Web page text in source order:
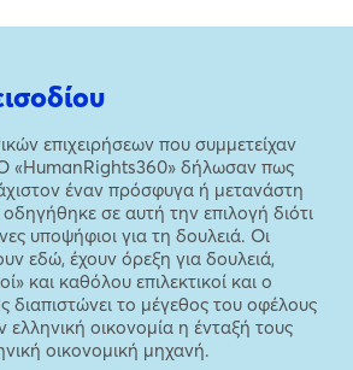
επιχειρήσεων που συμμετείχαν
«HumanRights360» δήλωσαν πως
έναν πρόσφυγα ή μετανάστη
σε αυτή την επιλογή διότι
υποψήφιοι για τη δουλειά. Οι
εδώ, έχουν όρεξη για δουλειά,
και καθόλου επιλεκτικοί και ο
το μέγεθος του οφέλους
ελληνική οικονομία η ένταξή τους
οικονομική μηχανή.